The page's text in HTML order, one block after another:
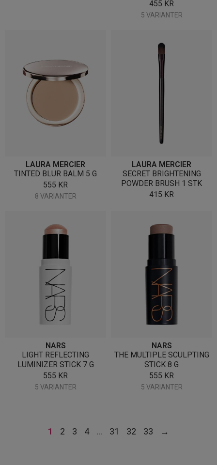
455 KR
5 VARIANTER
LAURA MERCIER
TINTED BLUR BALM 5 G
555 KR
8 VARIANTER
LAURA MERCIER
SECRET BRIGHTENING
POWDER BRUSH 1 STK
415 KR
NARS
LIGHT REFLECTING
LUMINIZER STICK 7 G
555 KR
5 VARIANTER
NARS
THE MULTIPLE SCULPTING
STICK 8 G
555 KR
5 VARIANTER
1 2 3 4 … 31 32 33 →